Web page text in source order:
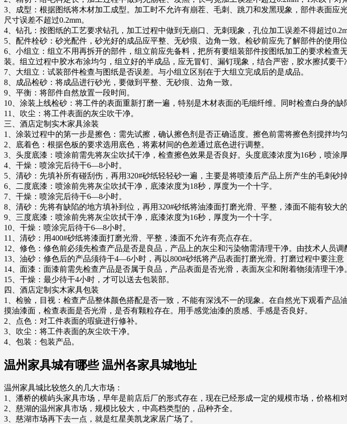
3、成型：根据图纸将木材加工成型。加工时不允许有崩茬、毛刺、跳刀和发黑现象，部件表面
尺寸误差不超过0.2mm。
4、钻孔：按图纸的工艺要求钻孔，加工过程中做到无崩口、无刺现象，孔位加工误差不得超过
5、配件栓砂：砂光配件，砂光好的成品应平整、无砂痕、边角一致。检砂前应先了解部件的使用
6、小组立：组立不用再拆开的部件，组立前应先备料，把所有要组装部件按图纸加工的要求检
装。组立过程中胶水布涂均匀，组立好的半成品，应无冒钉、漏钉现象，结合严密，胶水擦拭要干
7、大组立：试装部件检查与图纸是否误差。与小组立区别在于大组立完成后的是成品。
8、成品检砂：将成品进行砂光，要做到平整、无砂痕、边角一致。
9、平衡：将部件自然放置一段时间。
10、涂装上线检砂：将工件的表面重新打磨一遍，特别是木材表面的毛细纤维。同时检查白身的
11、吹尘：将工件表面的灰尘吹干净。
三、酒店定制实木家具涂装
1、涂装过程中的第一步是擦色：需先试擦，确认擦色剂是否正确适度。擦色前需将擦色剂搅拌
2、底着色：根据色板的要求选用底色，将素材间的色差通过底色进行调整。
3、头度底漆：喷涂前需先将灰尘吹拭干净，检查擦色效果是否良好。头度底漆浓度为16秒，喷涂
4、干燥：喷涂完后待干6—8小时。
5、清砂：先填补所有碰刮伤，再用320#砂纸轻轻砂一遍，主要是将喷漆后产品上所产生的毛刺砂掉
6、二度底漆：喷涂前先将灰尘吹拭干净，底漆浓度为18秒，厚度为一个十字。
7、干燥：喷涂完后待干6—8小时。
8、清砂：先将有缺陷的地方填补到位，再用320#砂纸将油漆面打磨光滑、平整，漆面不能有较大的
9、三度底漆：喷涂前先将灰尘吹拭干净，底漆浓度为16秒，厚度为一个十字。
10、干燥：喷涂完后待干6—8小时。
11、清砂：用400#砂纸将漆面打磨光滑、平整，漆面不允许有亮点存在。
12、修色：修色前必须先检查产品是否是良品，产品上的灰尘和污染物需清理干净。由技术人员
13、油砂：修色后的产品须待干4—6小时，再以800#砂纸将产品表面打磨光滑。打磨过程中要注意
14、面漆：面漆前需先检查产品是否属于良品，产品表面是否光滑，表面灰尘和附着物须清理干
15、干燥：最少待干4小时，才可以送去包装部。
四、酒店定制实木家具包装
1、检验，目视：检查产品整体颜色搭配是否一致，不能有深浅不一的现象。在自然光下观看产
摸油漆面，检查表面是否光滑，是否有颗粒存在。用手感觉油漆的质感、手感是否良好。
2、点色：对工件表面的瑕疵进行修补。
3、吹尘：将工件表面的灰尘吹干净。
4、包装：包装产品。
温州家具城有哪些 温州各家具城地址
温州家具城比较悠久的几大市场：
1、潘桥的横屿头家具市场，早年是前店后厂的形式存在，现在已经形成一定的规模市场，价格相对
2、慈湖的温州家具市场，规模比较大，中高档类型的，品种齐全。
3、慈湖市场再下去一点，就是红星美凯龙家居广场了。